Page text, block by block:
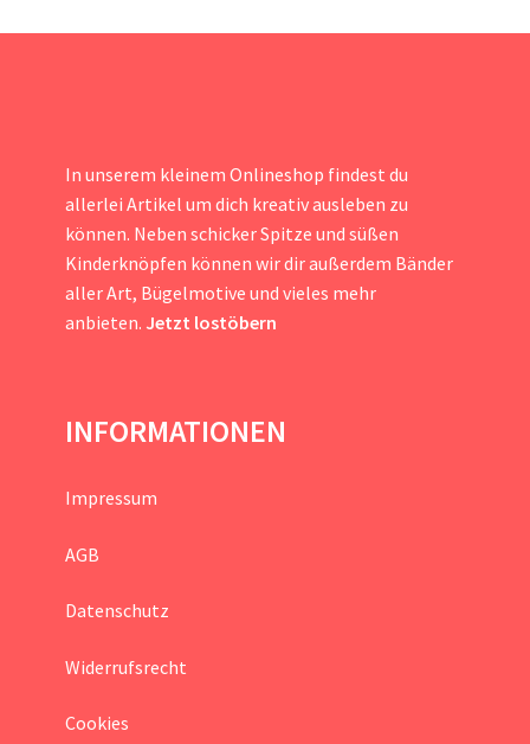
In unserem kleinem Onlineshop findest du
allerlei Artikel um dich kreativ ausleben zu
können. Neben schicker Spitze und süßen
Kinderknöpfen können wir dir außerdem Bänder
aller Art, Bügelmotive und vieles mehr
anbieten. Jetzt lostöbern
INFORMATIONEN
Impressum
AGB
Datenschutz
Widerrufsrecht
Cookies